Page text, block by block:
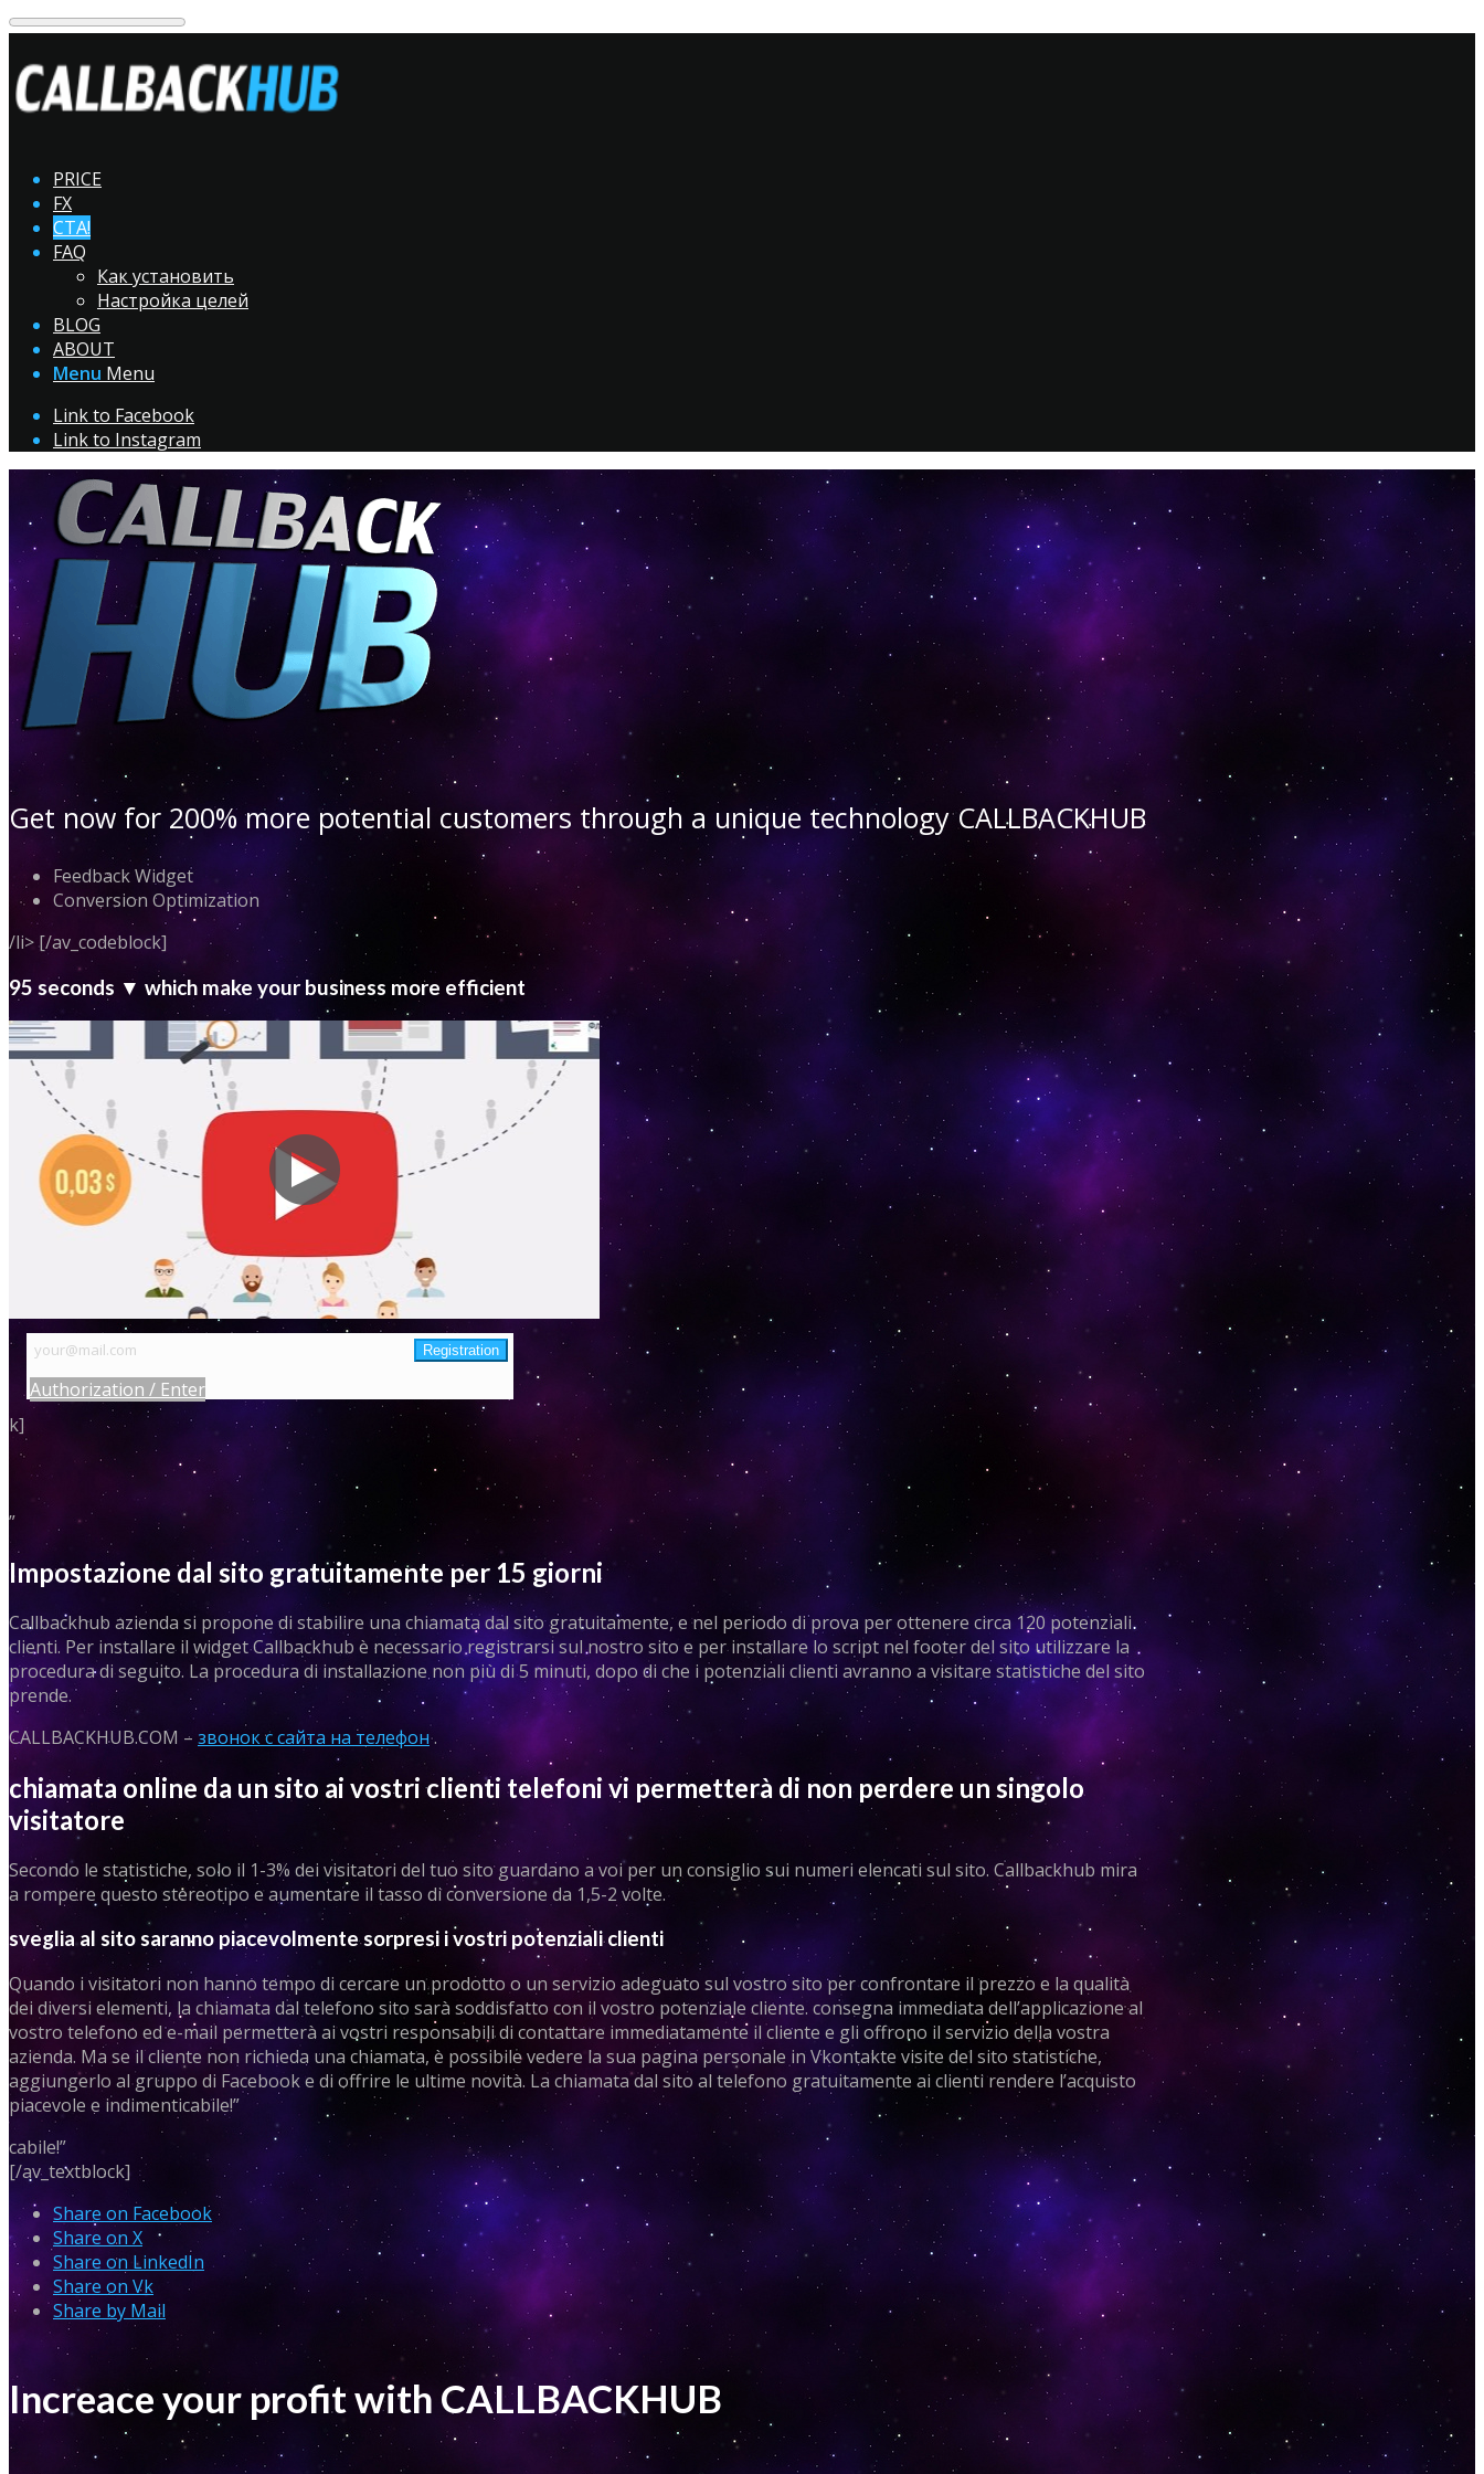
PRICE
FX
CTA!
FAQ
Как установить
Настройка целей
BLOG
ABOUT
Menu Menu
Link to Facebook
Link to Instagram
Get now for 200% more potential customers through a unique technology CALLBACKHUB
Feedback Widget
Conversion Optimization
/li> [/av_codeblock]
95 seconds ▼ which make your business more efficient
Authorization / Enter
k]
”
Impostazione dal sito gratuitamente per 15 giorni
Callbackhub azienda si propone di stabilire una chiamata dal sito gratuitamente, e nel periodo di prova per ottenere circa 120 potenziali
clienti. Per installare il widget Callbackhub è necessario registrarsi sul nostro sito e per installare lo script nel footer del sito utilizzare la
procedura di seguito. La procedura di installazione non più di 5 minuti, dopo di che i potenziali clienti avranno a visitare statistiche del sito
prende.
CALLBACKHUB.COM – звонок с сайта на телефон.
chiamata online da un sito ai vostri clienti telefoni vi permetterà di non perdere un singolo
visitatore
Secondo le statistiche, solo il 1-3% dei visitatori del tuo sito guardano a voi per un consiglio sui numeri elencati sul sito. Callbackhub mira
a rompere questo stereotipo e aumentare il tasso di conversione da 1,5-2 volte.
sveglia al sito saranno piacevolmente sorpresi i vostri potenziali clienti
Quando i visitatori non hanno tempo di cercare un prodotto o un servizio adeguato sul vostro sito per confrontare il prezzo e la qualità
dei diversi elementi, la chiamata dal telefono sito sarà soddisfatto con il vostro potenziale cliente. consegna immediata dell’applicazione al
vostro telefono ed e-mail permetterà ai vostri responsabili di contattare immediatamente il cliente e gli offrono il servizio della vostra
azienda. Ma se il cliente non richieda una chiamata, è possibile vedere la sua pagina personale in Vkontakte visite del sito statistiche,
aggiungerlo al gruppo di Facebook e di offrire le ultime novità. La chiamata dal sito al telefono gratuitamente ai clienti rendere l’acquisto
piacevole e indimenticabile!”
cabile!”
[/av_textblock]
Share on Facebook
Share on X
Share on LinkedIn
Share on Vk
Share by Mail
Increace your profit with CALLBACKHUB